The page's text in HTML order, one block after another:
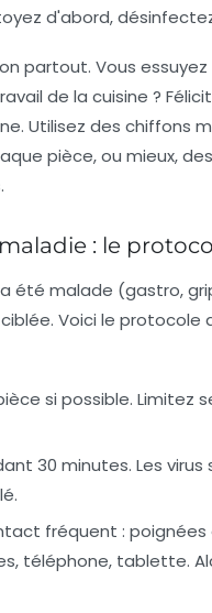
d'abord,
partout. Vous
de la cuisine ?
Utilisez des chiffons
pièce, ou mieux,
: le
été malade (gastro,
Voici le protocole
si possible. Limitez
30 minutes. Les virus
fréquent :
téléphone, tablette.